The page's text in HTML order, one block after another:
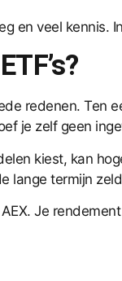
en veel kennis.
redenen.
je zelf geen
kiest, kan
lange termijn
Je